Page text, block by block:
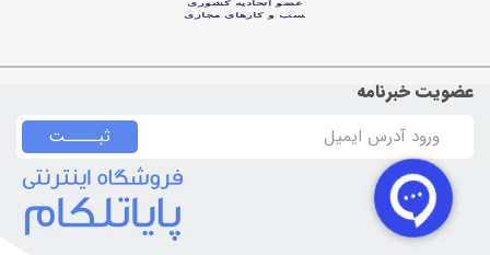
عضویت خبرنامه
ثبـــــت